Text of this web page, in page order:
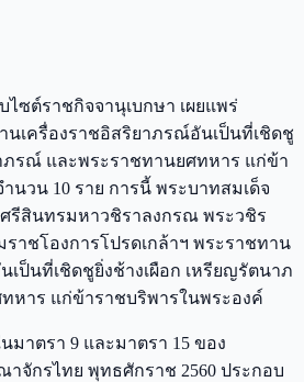
ไซต์ราชกิจจานุเบกษา เผยแพร่
นเครื่องราชอิสริยาภรณ์อันเป็นที่เชิดชู
ภรณ์ และพระราชทานยศทหาร แก่ข้า
นวน 10 ราย การนี้ พระบาทสมเด็จ
รีสินทรมหาวชิราลงกรณ พระวชิร
ราชโองการโปรดเกล้าฯ พระราชทาน
เป็นที่เชิดชูยิ่งช้างเผือก เหรียญรัตนาภ
หาร แก่ข้าราชบริพารในพระองค์
มาตรา 9 และมาตรา 15 ของ
จักรไทย พุทธศักราช 2560 ประกอบ